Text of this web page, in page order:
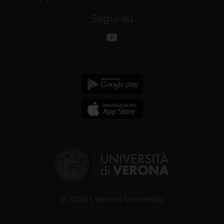
Segui su
© 2026 | Verona University